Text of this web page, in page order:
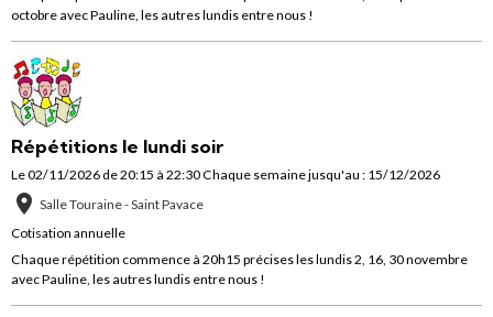
octobre avec Pauline, les autres lundis entre nous !
Répétitions le lundi soir
Le 02/11/2026de 20:15 à 22:30Chaque semaine jusqu'au : 15/12/2026
Salle Touraine - Saint Pavace
Cotisation annuelle
Chaque répétition commence à 20h15 précises les lundis 2, 16, 30 novembre
avec Pauline, les autres lundis entre nous !